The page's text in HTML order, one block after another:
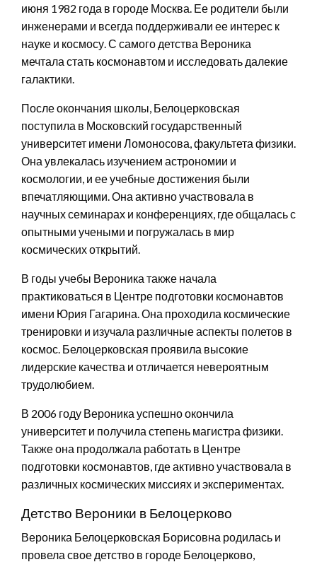
июня 1982 года в городе Москва. Ее родители были
инженерами и всегда поддерживали ее интерес к
науке и космосу. С самого детства Вероника
мечтала стать космонавтом и исследовать далекие
галактики.
После окончания школы, Белоцерковская
поступила в Московский государственный
университет имени Ломоносова, факультета физики.
Она увлекалась изучением астрономии и
космологии, и ее учебные достижения были
впечатляющими. Она активно участвовала в
научных семинарах и конференциях, где общалась с
опытными учеными и погружалась в мир
космических открытий.
В годы учебы Вероника также начала
практиковаться в Центре подготовки космонавтов
имени Юрия Гагарина. Она проходила космические
тренировки и изучала различные аспекты полетов в
космос. Белоцерковская проявила высокие
лидерские качества и отличается невероятным
трудолюбием.
В 2006 году Вероника успешно окончила
университет и получила степень магистра физики.
Также она продолжала работать в Центре
подготовки космонавтов, где активно участвовала в
различных космических миссиях и экспериментах.
Детство Вероники в Белоцерково
Вероника Белоцерковская Борисовна родилась и
провела свое детство в городе Белоцерково,